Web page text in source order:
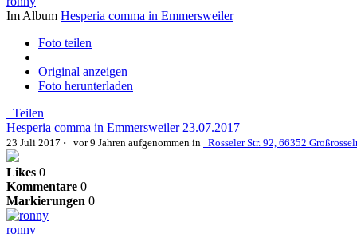
Im Album Hesperia comma in Emmersweiler
Foto teilen
Original anzeigen
Foto herunterladen
Teilen
Hesperia comma in Emmersweiler 23.07.2017
23 Juli 2017 · vor 9 Jahren aufgenommen in Rosseler Str. 92, 66352
Likes 0
Kommentare 0
Markierungen 0
ronny